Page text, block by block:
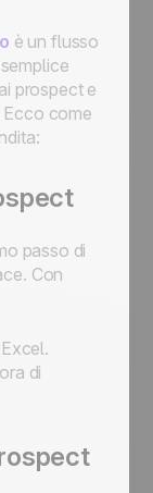
è un flusso
prospect e
come
passo di
Con
di